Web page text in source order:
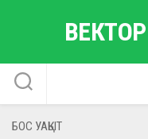
БОС УАҚЫТ